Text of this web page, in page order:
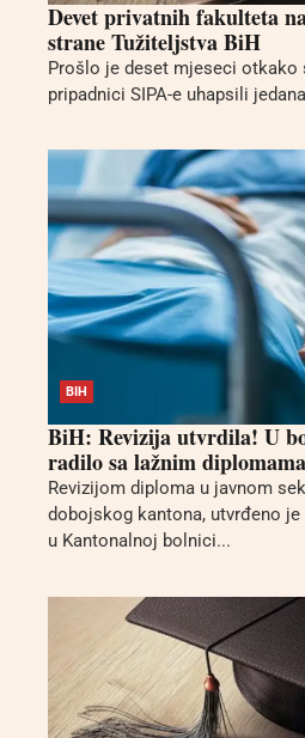
Devet privatnih fakulteta
strane Tužiteljstva BiH
Prošlo je deset mjeseci otkako
pripadnici SIPA-е uhapsili
BIH
BiH: Revizija utvrdila! U
radilo sa lažnim diplomama
Revizijom diploma u javnom
dobojskog kantona, utvrđeno
u Kantonalnoj bolnici...